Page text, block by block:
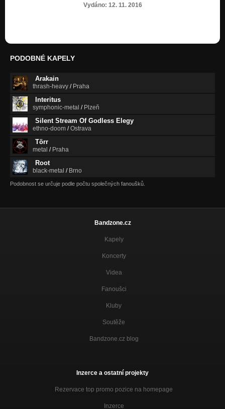
Vydáno: 12. 11. 2016
PODOBNÉ KAPELY
Arakain
thrash-heavy / Praha
Interitus
symphonic-metal / Plzeň
Silent Stream Of Godless Elegy
ethno-doom /Ostrava
Törr
metal / Praha
Root
black-metal / Brno
Podobnost se určuje podle počtu společných fanoušků.
Bandzone.cz
Kapely
Koncerty
Videa
Fanoušci
Kluby
Soutěže
Bandzone.cz blog
Inzerce a ostatní projekty
Rezervace top promo pozice na homepage
Inzerce